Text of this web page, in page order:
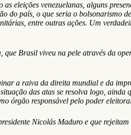
eleições venezuelanas, alguns
país, o que seria o bolsonarismo
entre outras ações. Um
Brasil viveu na pele através da
a raiva da direita mundial e da
das atas se resolva logo,
órgão responsável pelo poder
Nicolás Maduro e que